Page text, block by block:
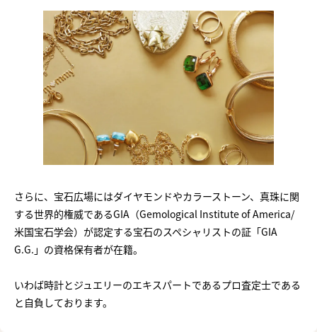
さらに、宝石広場にはダイヤモンドやカラーストーン、真珠に関
する世界的権威であるGIA（Gemological Institute of America/
米国宝石学会）が認定する宝石のスペシャリストの証「GIA
G.G.」の資格保有者が在籍。
いわば時計とジュエリーのエキスパートであるプロ査定士である
と自負しております。